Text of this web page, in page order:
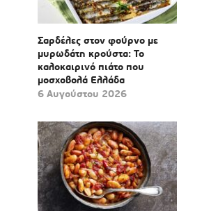
Σαρδέλες στον φούρνο με
μυρωδάτη κρούστα: Το
καλοκαιρινό πιάτο που
μοσχοβολά Ελλάδα
6 Αυγούστου 2026